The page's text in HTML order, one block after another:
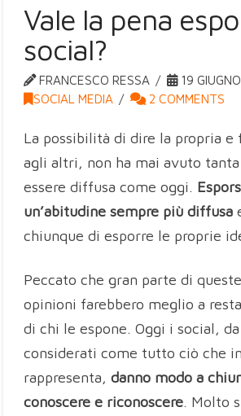
Vale la pena
social?
FRANCESCO RESSA
19
SOCIAL MEDIA
2 COMMENTS
La possibilità di dire la propria e
agli altri, non ha mai avuto
essere diffusa come oggi.
un’abitudine sempre più diffusa
chiunque di esporre le proprie
Peccato che gran parte di
opinioni farebbero meglio a
di chi le espone. Oggi i social,
considerati come tutto ciò che
rappresenta,danno modo a
conoscere e riconoscere. Molto